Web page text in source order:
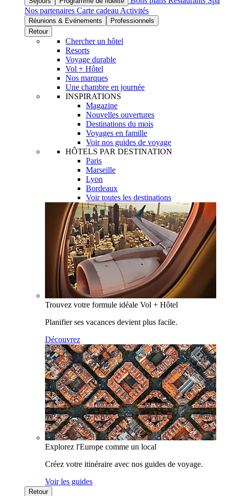
Nos partenaires Carte cadeau Activités
Réunions & Evénements
Professionnels
Retour
Chercher un hôtel
Resorts
Voyage durable
Vol + Hôtel
Nos marques
Une chambre en journée
INSPIRATIONS
Magazine
Nouvelles ouvertures
Destinations du mois
Voyages en famille
Voir nos guides de voyage
HÔTELS PAR DESTINATION
Paris
Marseille
Lyon
Bordeaux
Voir toutes les destinations
Trouvez votre formule idéale Vol + Hôtel
Planifier ses vacances devient plus facile.
Découvrez
Explorez l'Europe comme un local
Créez votre itinéraire avec nos guides de voyage.
Voir les guides
Retour